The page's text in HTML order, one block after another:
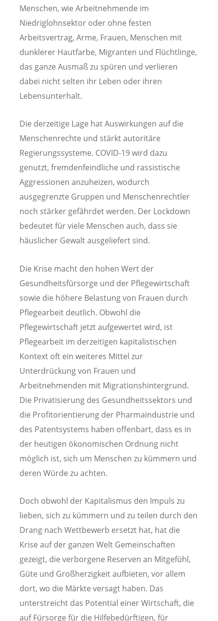
Menschen, wie Arbeitnehmende im
Niedriglohnsektor oder ohne festen
Arbeitsvertrag, Arme, Frauen, Menschen mit
dunklerer Hautfarbe, Migranten und Flüchtlinge,
das ganze Ausmaß zu spüren und verlieren
dabei nicht selten ihr Leben oder ihren
Lebensunterhalt.
Die derzeitige Lage hat Auswirkungen auf die
Menschenrechte und stärkt autoritäre
Regierungssysteme. COVID-19 wird dazu
genutzt, fremdenfeindliche und rassistische
Aggressionen anzuheizen, wodurch
ausgegrenzte Gruppen und Menschenrechtler
noch stärker gefährdet werden. Der Lockdown
bedeutet für viele Menschen auch, dass sie
häuslicher Gewalt ausgeliefert sind.
Die Krise macht den hohen Wert der
Gesundheitsfürsorge und der Pflegewirtschaft
sowie die höhere Belastung von Frauen durch
Pflegearbeit deutlich. Obwohl die
Pflegewirtschaft jetzt aufgewertet wird, ist
Pflegearbeit im derzeitigen kapitalistischen
Kontext oft ein weiteres Mittel zur
Unterdrückung von Frauen und
Arbeitnehmenden mit Migrationshintergrund.
Die Privatisierung des Gesundheitssektors und
die Profitorientierung der Pharmaindustrie und
des Patentsystems haben offenbart, dass es in
der heutigen ökonomischen Ordnung nicht
möglich ist, sich um Menschen zu kümmern und
deren Würde zu achten.
Doch obwohl der Kapitalismus den Impuls zu
lieben, sich zu kümmern und zu teilen durch den
Drang nach Wettbewerb ersetzt hat, hat die
Krise auf der ganzen Welt Gemeinschaften
gezeigt, die verborgene Reserven an Mitgefühl,
Güte und Großherzigkeit aufbieten, vor allem
dort, wo die Märkte versagt haben. Das
unterstreicht das Potential einer Wirtschaft, die
auf Fürsorge für die Hilfebedürftigen, für